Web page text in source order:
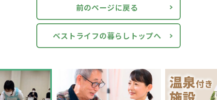
前のページに戻る
ベストライフの暮らしトップへ